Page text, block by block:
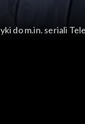
„Archiwista”, „Drogi